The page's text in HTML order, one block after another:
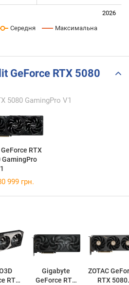
2026
Середня Максимальна
GeForce RTX 5080
5080 GamingPro V1
RTX
GamingPro
999 грн.
RTX
Gigabyte
GeForce RTX
ZOTAC
RTX 5080